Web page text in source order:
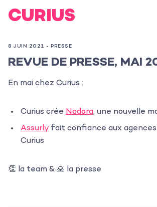
8 JUIN 2021 - PRESSE
REVUE DE PRESSE, MAI
En mai chez Curius :
Curius créeNadora, une nouvelle
Assurlyfait confiance aux
Curius
👏 la team & 🙏 la presse